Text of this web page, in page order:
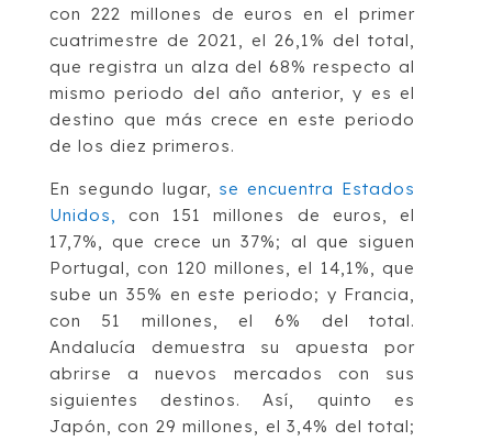
con 222 millones de euros en el primer
cuatrimestre de 2021, el 26,1% del total,
que registra un alza del 68% respecto al
mismo periodo del año anterior, y es el
destino que más crece en este periodo
de los diez primeros.
En segundo lugar, se encuentra Estados
Unidos, con 151 millones de euros, el
17,7%, que crece un 37%; al que siguen
Portugal, con 120 millones, el 14,1%, que
sube un 35% en este periodo; y Francia,
con 51 millones, el 6% del total.
Andalucía demuestra su apuesta por
abrirse a nuevos mercados con sus
siguientes destinos. Así, quinto es
Japón, con 29 millones, el 3,4% del total;